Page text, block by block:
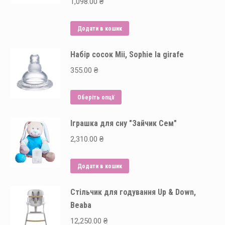
Додати в кошик
Набір сосок Mii, Sophie la girafe
355.00 ₴
Оберіть опції
має
Параметри
вибрати
Іграшка для сну "Зайчик Сем"
2,310.00 ₴
Додати в кошик
Стільчик для годування Up & Down,
Beaba
12,250.00 ₴